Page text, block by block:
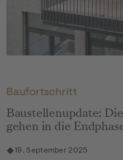
Baufortschritt
Baustellenupdate:
gehen in die
19. September 2025